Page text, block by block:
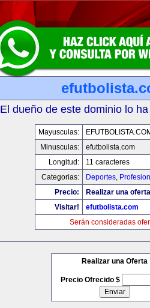
El dueño de este dominio lo
Mayusculas:
Minusculas:
efutbolista.com
Longitud:
11 caracteres
Categorias:
Deportes,
Precio:
Realizar una
Visitar!
efutbolista.com
Serán consideradas
Realizar una Oferta
Precio Ofrecido $